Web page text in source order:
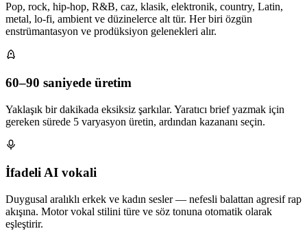
Pop, rock, hip-hop, R&B, caz, klasik, elektronik, country, Latin,
metal, lo-fi, ambient ve düzinelerce alt tür. Her biri özgün
enstrümantasyon ve prodüksiyon gelenekleri alır.
60–90 saniyede üretim
Yaklaşık bir dakikada eksiksiz şarkılar. Yaratıcı brief yazmak için
gereken sürede 5 varyasyon üretin, ardından kazananı seçin.
İfadeli AI vokali
Duygusal aralıklı erkek ve kadın sesler — nefesli balattan agresif rap
akışına. Motor vokal stilini türe ve söz tonuna otomatik olarak
eşleştirir.